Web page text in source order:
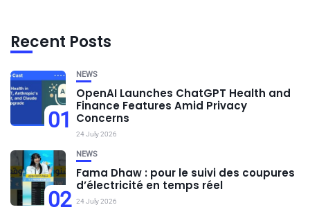
Recent Posts
01
NEWS
OpenAI Launches ChatGPT Health and
Finance Features Amid Privacy
Concerns
24 July 2026
02
NEWS
Fama Dhaw : pour le suivi des coupures
d’électricité en temps réel
24 July 2026